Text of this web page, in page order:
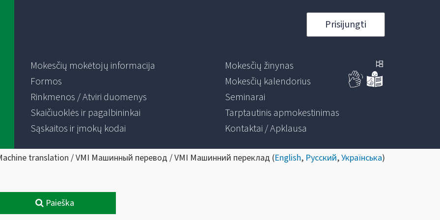
Prisijungti
Mokesčių mokėtojų informacija
Formos
Rinkmenos / Atviri duomenys
Skaičiuoklės ir pagalbininkai
Sąskaitos ir įmokų kodai
Mokesčių žinynas
Mokesčių kalendorius
Seminarai
Tarptautinis apmokestinimas
Kontaktai / Apklausa
translation / VMI Машинный перевод / VMI Машинний переклад (English, Русский,Українська)
Paieška